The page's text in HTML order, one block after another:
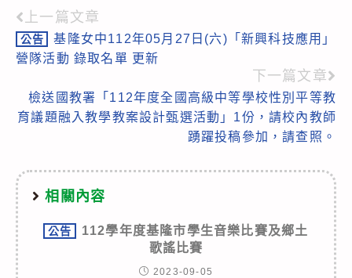
Read
more
上一篇文章
公告
基隆女中112年05月27日(六)「新興科技應用」
營隊活動 錄取名單 更新
下一篇文章
檢送國教署「112年度全國高級中等學校性別平等教
育議題融入教學教案設計甄選活動」1份，請校內教師
踴躍投稿參加，請查照。
相關內容
公告
112學年度基隆市學生音樂比賽及鄉土
歌謠比賽
2023-09-05